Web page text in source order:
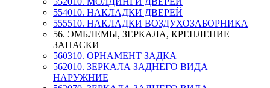
554010. НАКЛАДКИ ДВЕРЕЙ
555510. НАКЛАДКИ ВОЗДУХОЗАБОРНИКА
56. ЭМБЛЕМЫ, ЗЕРКАЛА, КРЕПЛЕНИЕ
ЗАПАСКИ
560310. ОРНАМЕНТ ЗАДКА
562010. ЗЕРКАЛА ЗАДНЕГО ВИДА
НАРУЖНИЕ